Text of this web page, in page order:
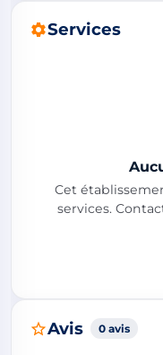
Services
Cet
services.
Avis 0 avis